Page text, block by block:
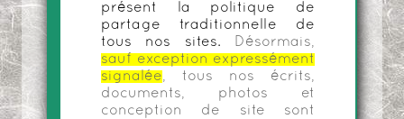
présent la politique de
partage traditionnelle de
tous nos sites.
Désormais,
sauf exception expressément
signalée , tous nos écrits,
documents, photos et
conception de site sont